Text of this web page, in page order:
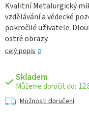
Kvalitní Metalurgický
vzdělávání a vědecké
pokročilé uživatele.
ostré obrazy.
celý popis
Skladem
Možnosti doručení